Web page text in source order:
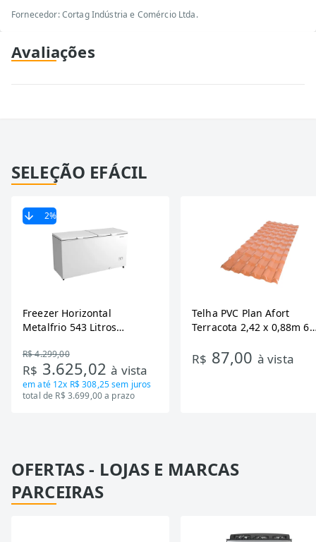
Fornecedor: Cortag Indústria e Comércio Ltda.
Avaliações
SELEÇÃO EFÁCIL
2%
Freezer Horizontal
Metalfrio 543 Litros
Tecnologia Inverter, Branco,
Bivolt
R$ 4.299,00
R$ 3.625,02à vista
em até 12x R$ 308,25sem juros
total de R$ 3.699,00 a prazo
Telha PVC Plan Afort
Terracota 2,42 x 0,88m 6
R$ 87,00 à vista
OFERTAS - LOJAS E MARCAS
PARCEIRAS